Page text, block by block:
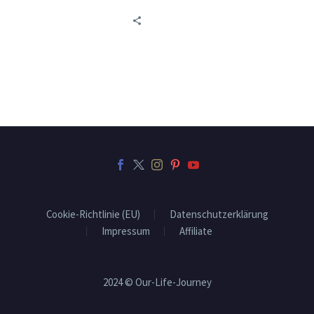
Cookie-Richtlinie (EU)
Datenschutzerklärung
Impressum
Affiliate
2024 © Our-Life-Journey